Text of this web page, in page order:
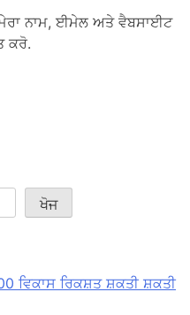
ਮੇਰਾ ਨਾਮ, ਈਮੇਲ ਅਤੇ ਵੈਬਸਾਈਟ
ਕਰੋ.
ਖੋਜ
ਵਿਕਾਸ ਰਿਕਸ਼ਤ ਸ਼ਕਤੀ ਸ਼ਕਤੀ